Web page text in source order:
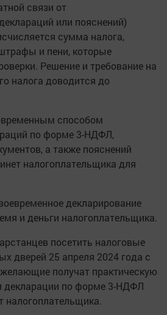
связи от
или пояснений)
сумма налога,
и пени, которые
Решение и требование на
налога доводится до
способом
по форме 3-НДФЛ,
а также пояснений
налогоплательщика для
декларирование
и деньги налогоплательщика.
посетить налоговые
дверей 25 апреля 2024 года с
получат практическую
декларации по форме 3-НДФЛ
налогоплательщика.